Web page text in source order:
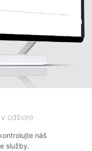
odbore
náš
služby.